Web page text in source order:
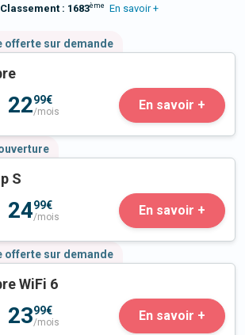
Classement : 1683ème En savoir +
offerte sur demande
2299€
/mois En savoir +
S
2499€
/mois En savoir +
offerte sur demande
WiFi 6
2399€
/mois En savoir +